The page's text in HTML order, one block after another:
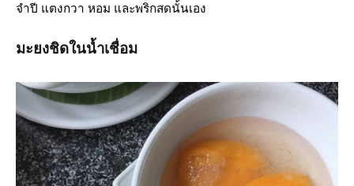
จำปี แตงกวา หอม และพริกสดนั้นเอง
มะยงชิดในน้ำเชื่อม